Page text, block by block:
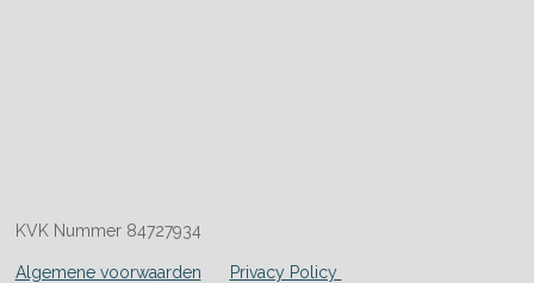
KVK Nummer 84727934
Algemene voorwaarden Privacy Policy